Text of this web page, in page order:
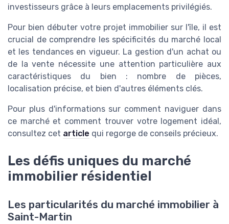
investisseurs grâce à leurs emplacements privilégiés.
Pour bien débuter votre projet immobilier sur l'île, il est
crucial de comprendre les spécificités du marché local
et les tendances en vigueur. La gestion d'un achat ou
de la vente nécessite une attention particulière aux
caractéristiques du bien : nombre de pièces,
localisation précise, et bien d'autres éléments clés.
Pour plus d'informations sur comment naviguer dans
ce marché et comment trouver votre logement idéal,
consultez cet article qui regorge de conseils précieux.
Les défis uniques du marché
immobilier résidentiel
Les particularités du marché immobilier à
Saint-Martin